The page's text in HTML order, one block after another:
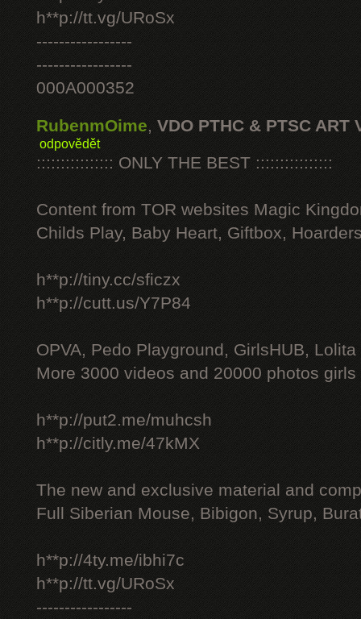
h**p://tt.vg/URoSx
-----------------
-----------------
000A000352
RubenmOime, VDO PTHC & PTSC ART
odpovědět
:::::::::::::::: ONLY THE BEST ::::::::::::::::
Content from TOR websites Magic
Childs Play, Baby Heart, Giftbox,
h**p://tiny.cc/sficzx
h**p://cutt.us/Y7P84
OPVA, Pedo Playground, GirlsHUB, Lolita
More 3000 videos and 20000 photos
h**p://put2.me/muhcsh
h**p://citly.me/47kMX
The new and exclusive material and
Full Siberian Mouse, Bibigon, Syrup,
h**p://4ty.me/ibhi7c
h**p://tt.vg/URoSx
-----------------